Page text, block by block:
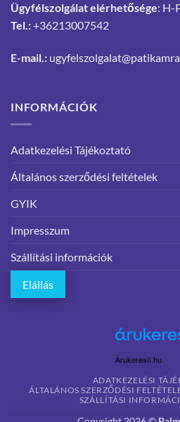
Ügyfélszolgálat elérhetősége: H-
Tel.:+36213007542
E-mail.:
INFORMÁCIÓK
Adatkezelési Tájékoztató
Általános szerződési feltételek
GYIK
Impresszum
Szállítási információk
Elállás
Árukereső.hu
ADATKEZELÉSI
ÁLTALÁNOS SZERZŐDÉSI
SZÁLLÍTÁSI